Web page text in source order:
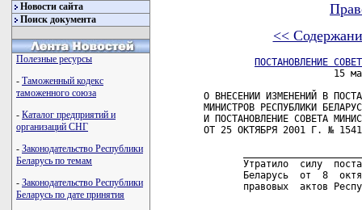
Новости сайта
Поиск документа
Полезные ресурсы
- Таможенный кодекс
таможенного союза
- Каталог предприятий и
организаций СНГ
- Законодательство Республики
Беларусь по темам
- Законодательство Республики
Беларусь по дате принятия
<<
ПОСТАНОВЛЕНИЕ
15
О ВНЕСЕНИИ ИЗМЕНЕНИЙ В
МИНИСТРОВ РЕСПУБЛИКИ
И ПОСТАНОВЛЕНИЕ СОВЕТА
ОТ 25 ОКТЯБРЯ 2001 Г. № 1541
Утратило  силу
Беларусь  от  8
правовых  актов